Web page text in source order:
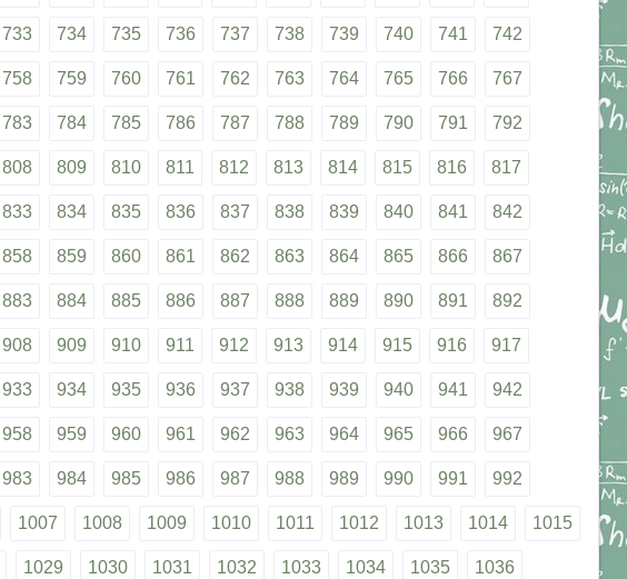
733 734 735 736 737 738 739 740 741 742
758 759 760 761 762 763 764 765 766 767
783 784 785 786 787 788 789 790 791 792
808 809 810 811 812 813 814 815 816 817
833 834 835 836 837 838 839 840 841 842
858 859 860 861 862 863 864 865 866 867
883 884 885 886 887 888 889 890 891 892
908 909 910 911 912 913 914 915 916 917
933 934 935 936 937 938 939 940 941 942
958 959 960 961 962 963 964 965 966 967
983 984 985 986 987 988 989 990 991 992
1007 1008 1009 1010 1011 1012 1013 1014 1015
1029 1030 1031 1032 1033 1034 1035 1036